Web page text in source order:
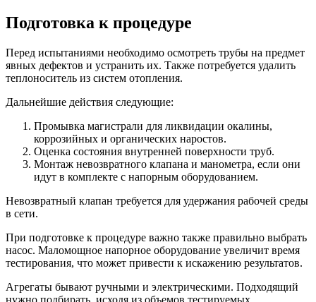
Подготовка к процедуре
Перед испытаниями необходимо осмотреть трубы на предмет
явных дефектов и устранить их. Также потребуется удалить
теплоноситель из систем отопления.
Дальнейшие действия следующие:
Промывка магистрали для ликвидации окалины,
коррозийных и органических наростов.
Оценка состояния внутренней поверхности труб.
Монтаж невозвратного клапана и манометра, если они
идут в комплекте с напорным оборудованием.
Невозвратный клапан требуется для удержания рабочей среды
в сети.
При подготовке к процедуре важно также правильно выбрать
насос. Маломощное напорное оборудование увеличит время
тестирования, что может привести к искажению результатов.
Агрегаты бывают ручными и электрическими. Подходящий
нужно подбирать, исходя из объемов тестируемых